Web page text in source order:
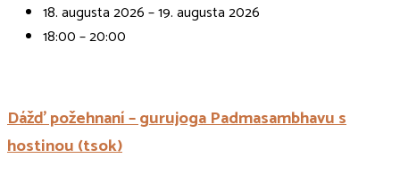
18. augusta 2026 – 19. augusta 2026
18:00 – 20:00
Dážď požehnaní – gurujoga Padmasambhavu s
hostinou (tsok)